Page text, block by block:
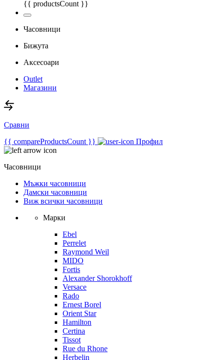
{{ productsCount }}
Часовници
Бижута
Аксесоари
Outlet
Магазини
Сравни
{{ compareProductsCount }}
Профил
Часовници
Мъжки часовници
Дамски часовници
Виж всички часовници
Марки
Ebel
Perrelet
Raymond Weil
MIDO
Fortis
Alexander Shorokhoff
Versace
Rado
Ernest Borel
Orient Star
Hamilton
Certina
Tissot
Rue du Rhone
Herbelin